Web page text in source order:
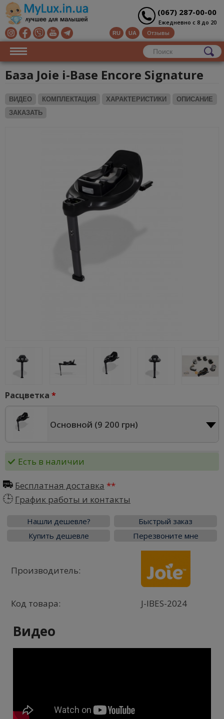
(067) 287-00-00
Ежедневно с 8 до 20
RU UA Отзывы
База Joie i-Base Encore Signature
ВИДЕО КОМПЛЕКТАЦИЯ ХАРАКТЕРИСТИКИ
ОПИСАНИЕ
ЗАКАЗАТЬ
Расцветка
Основной (9 200 грн)
Есть в наличии
Бесплатная доставка
График работы и контакты
Нашли дешевле?
Быстрый заказ
Купить дешевле
Перезвоните мне
Производитель:
Код товара: J-IBES-2024
Видео